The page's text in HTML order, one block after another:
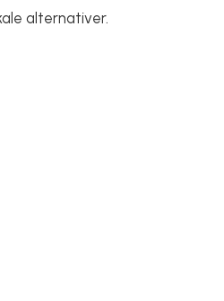
alternativer.